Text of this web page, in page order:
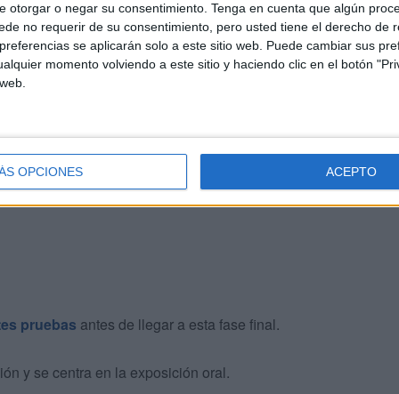
otorgar o negar su consentimiento. Tenga en cuenta que algún
no requerir de su consentimiento, pero usted tiene el derecho de
se aplicarán solo a este sitio web. Puede cambiar sus
momento volviendo a este sitio y haciendo clic en el botón
OPCIONES ACEPTO
en el decreto del consejero de Presidencia y
el 20 de noviembre de 2023 y publicado en el
Ceuta.
pruebas antes de llegar a esta fase final.
y se centra en la exposición oral.